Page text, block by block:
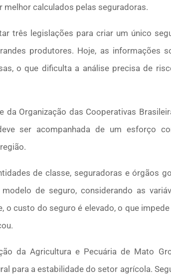
calculados pelas seguradoras.
três legislações para criar um único
produtores. Hoje, as informações
o que dificulta a análise precisa de
da Organização das Cooperativas
ser acompanhada de um esforço
de classe, seguradoras e órgãos
de seguro, considerando as
o custo do seguro é elevado, o que
da Agricultura e Pecuária de Mato
para a estabilidade do setor agrícola.